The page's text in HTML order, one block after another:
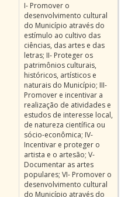
I- Promover o
desenvolvimento cultural
do Município através do
estímulo ao cultivo das
ciências, das artes e das
letras; II- Proteger os
patrimônios culturais,
históricos, artísticos e
naturais do Município; III-
Promover e incentivar a
realização de atividades e
estudos de interesse local,
de natureza científica ou
sócio-econômica; IV-
Incentivar e proteger o
artista e o artesão; V-
Documentar as artes
populares; VI- Promover o
desenvolvimento cultural
do Município através do